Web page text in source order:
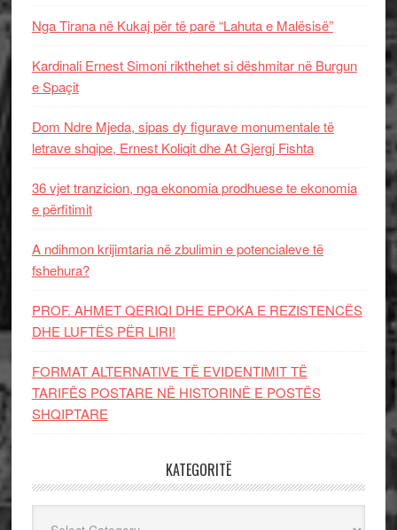
Nga Tirana në Kukaj për të parë “Lahuta e Malësisë”
Kardinali Ernest Simoni rikthehet si dëshmitar në Burgun
e Spaçit
Dom Ndre Mjeda, sipas dy figurave monumentale të
letrave shqipe, Ernest Koliqit dhe At Gjergj Fishta
36 vjet tranzicion, nga ekonomia prodhuese te ekonomia
e përfitimit
A ndihmon krijimtaria në zbulimin e potencialeve të
fshehura?
PROF. AHMET QERIQI DHE EPOKA E REZISTENCЁS
DHE LUFTЁS PЁR LIRI!
FORMAT ALTERNATIVE TË EVIDENTIMIT TË
TARIFËS POSTARE NË HISTORINË E POSTËS
SHQIPTARE
KATEGORITË